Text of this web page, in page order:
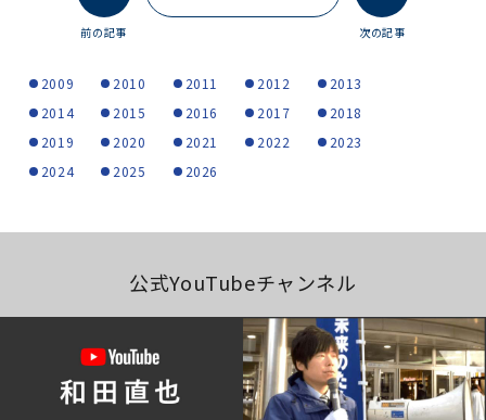
前の記事 次の記事
2009 2010 2011 2012
2013
2014
2015 2016 2017
2018
2019
2020 2021 2022
2023
2024
2025 2026
公式YouTubeチャンネル